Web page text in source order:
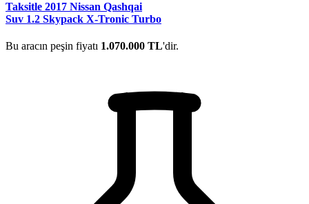
Taksitle 2017 Nissan Qashqai
Suv 1.2 Skypack X-Tronic Turbo
Bu aracın peşin fiyatı 1.070.000 TL'dir.